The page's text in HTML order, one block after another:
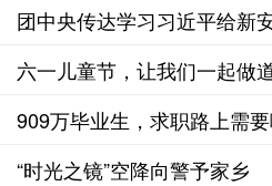
团中央传达学习习近平给新
神
六一儿童节，让我们一起做
909万毕业生，求职路上需
“时光之镜”空降向警予家乡